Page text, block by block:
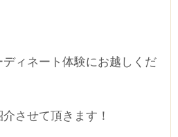
ィネート体験にお越しくだ
させて頂きます！